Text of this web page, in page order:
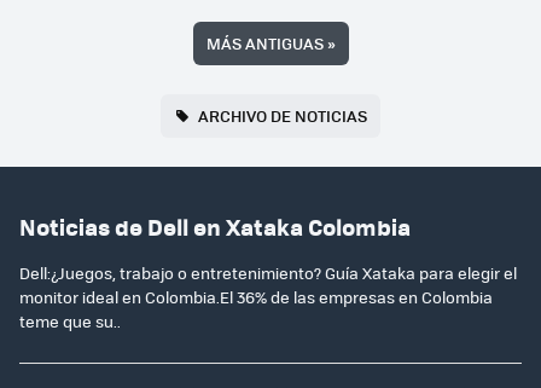
MÁS ANTIGUAS»
ARCHIVO DE NOTICIAS
Noticias de Dell en Xataka Colombia
Dell:¿Juegos, trabajo o entretenimiento? Guía Xataka para elegir el
monitor ideal en Colombia.El 36% de las empresas en Colombia
teme que su..